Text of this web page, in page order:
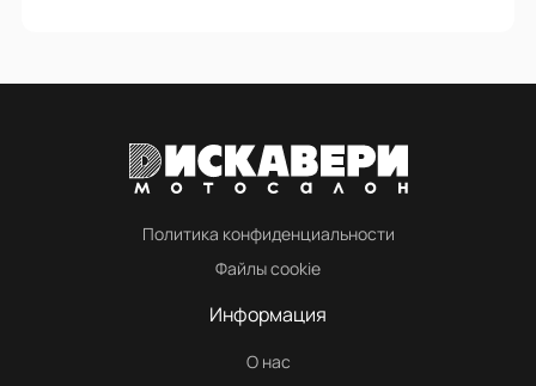
Политика конфиденциальности
Файлы cookie
Информация
О нас